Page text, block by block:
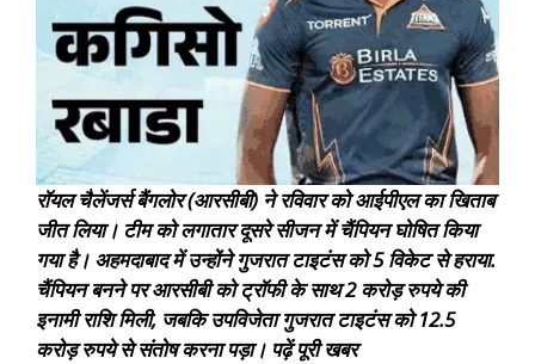
रॉयल चैलेंजर्स बैंगलोर (आरसीबी) ने रविवार को आईपीएल का खिताब
जीत लिया। टीम को लगातार दूसरे सीजन में चैंपियन घोषित किया
गया है। अहमदाबाद में उन्होंने गुजरात टाइटंस को 5 विकेट से हराया.
चैंपियन बनने पर आरसीबी को ट्रॉफी के साथ 2 करोड़ रुपये की
इनामी राशि मिली, जबकि उपविजेता गुजरात टाइटंस को 12.5
करोड़ रुपये से संतोष करना पड़ा। पढ़ें पूरी खबर